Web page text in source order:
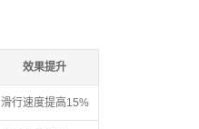
效果提升
滑行速度提高15%